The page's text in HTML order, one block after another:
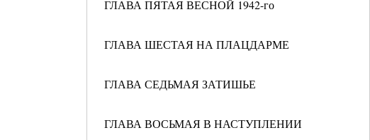
ГЛАВА ПЯТАЯ ВЕСНОЙ 1942-го
ГЛАВА ШЕСТАЯ НА ПЛАЦДАРМЕ
ГЛАВА СЕДЬМАЯ ЗАТИШЬЕ
ГЛАВА ВОСЬМАЯ В НАСТУПЛЕНИИ